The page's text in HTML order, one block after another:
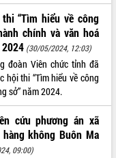
“Tìm hiểu về công
chính và văn hoá
(30/05/2024, 12:03)
đoàn Viên chức tỉnh đã
hội thi “Tìm hiểu về công
sở” năm 2024.
cứu phương án xã
không Buôn Ma
09:00)